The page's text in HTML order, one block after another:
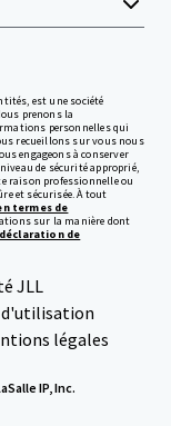
est une société
prenons la
personnelles qui
recueillons sur vous nous
engageons à conserver
de sécurité approprié,
raison professionnelle ou
et sécurisée. À tout
termes de
sur la manière dont
déclaration de
JLL
légales
IP, Inc.